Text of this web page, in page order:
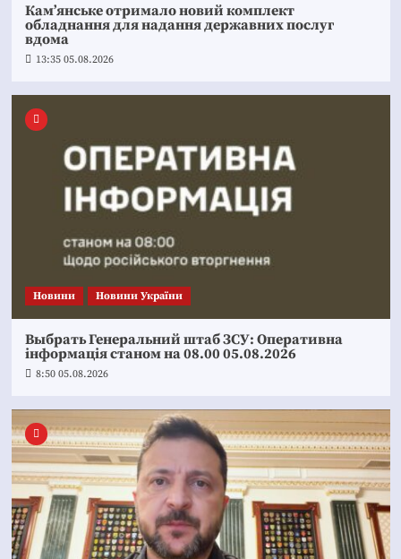
Кам’янське отримало новий комплект
обладнання для надання державних послуг
вдома
13:35 05.08.2026
Новини Новини України
Выбрать Генеральний штаб ЗСУ: Оперативна
інформація станом на 08.00 05.08.2026
8:50 05.08.2026